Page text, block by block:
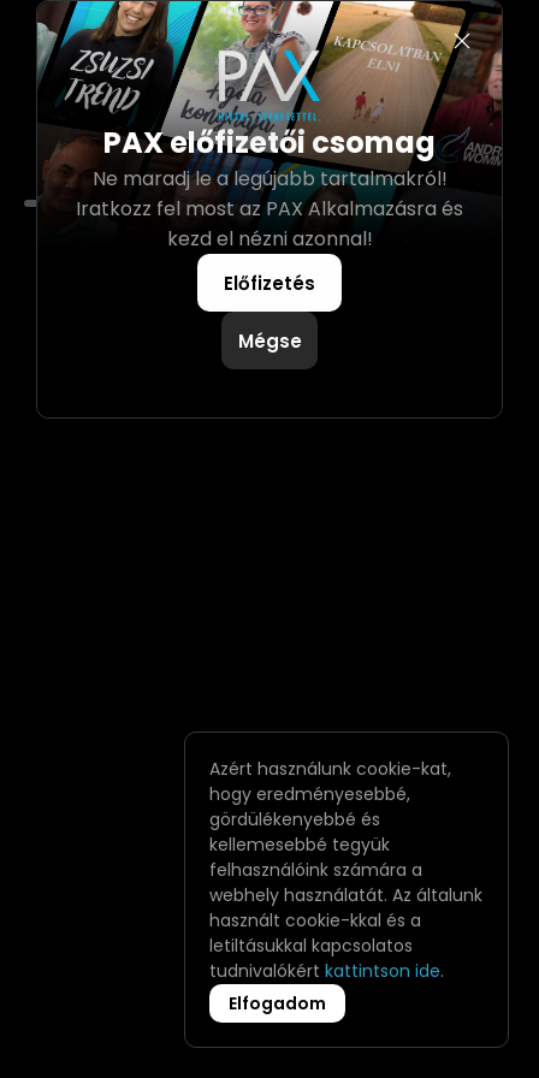
0:00
Azért használunk cookie-kat,
hogy eredményesebbé,
gördülékenyebbé és
kellemesebbé tegyük
felhasználóink számára a
webhely használatát. Az általunk
használt cookie-kkal és a
letiltásukkal kapcsolatos
tudnivalókért kattintson ide.
Elfogadom
PAX előfizetői csomag
Ne maradj le a legújabb tartalmakról!
Iratkozz fel most az PAX Alkalmazásra és
kezd el nézni azonnal!
Mégse
Előfizetés